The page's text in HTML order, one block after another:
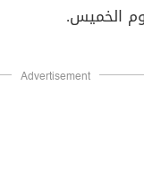
Advertisement